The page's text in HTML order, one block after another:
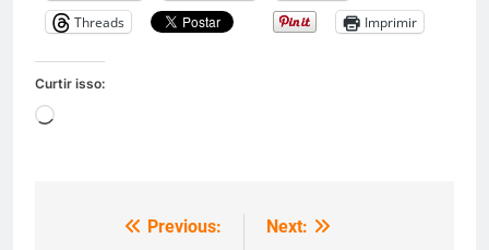
Threads
Imprimir
Curtir isso:
Carregando...
Navegação
Previous:
Next: